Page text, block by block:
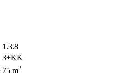
1.3.8
3+KK
75 m2